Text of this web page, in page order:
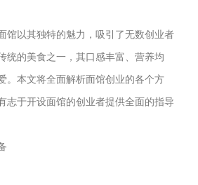
馆以其独特的魅力，吸引了无数创业者
统的美食之一，其口感丰富、营养均
。本文将全面解析面馆创业的各个方
志于开设面馆的创业者提供全面的指导